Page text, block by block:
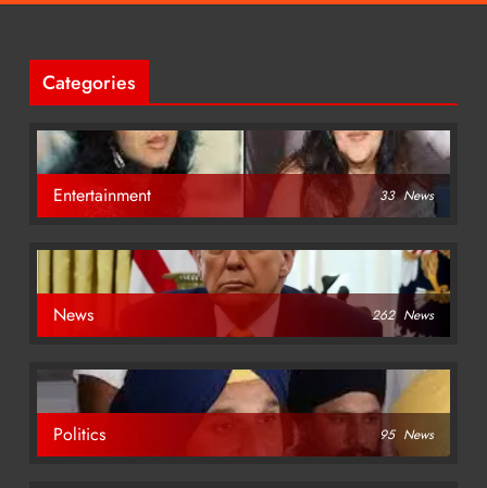
Categories
Entertainment 33 News
News 262 News
Politics 95 News